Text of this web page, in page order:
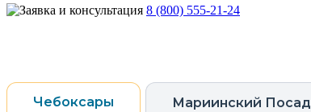
8 (800) 555-21-24
Чебоксары Мариинский Посад